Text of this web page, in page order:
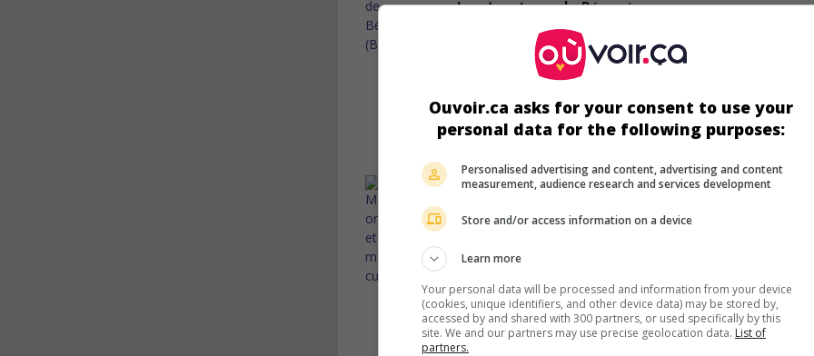
Les Aventures de Bécassine
Fr. 1940. Comédiede Pierre Caron avec
Annie France. Une petite bretonne cherche à éviter à
Durée: 93 min.
au cinéma sur mes écrans
Mon oncle et mon curé
Fr. 1939. Comédie
Génin
Durée: 90 min.
Ouvoir.ca asks for your consent to use your
personal data for the following purposes:
Personalised advertising and content, advertising and content
measurement, audience research and services development
Store and/or access information on a device
Learn more
Your personal data will be processed and information from your device
(cookies, unique identifiers, and other device data) may be stored by,
accessed by and shared with 300 partners, or used specifically by this
site. We and our partners may use precise geolocation data. List of
partners.